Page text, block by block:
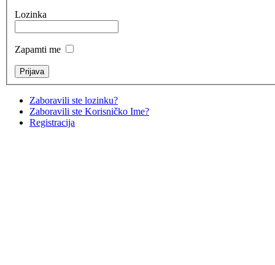
Lozinka
Zapamti me
Zaboravili ste lozinku?
Zaboravili ste Korisničko Ime?
Registracija